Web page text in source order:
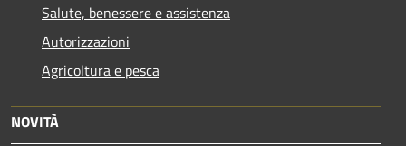
Salute, benessere e assistenza
Autorizzazioni
Agricoltura e pesca
NOVITÀ